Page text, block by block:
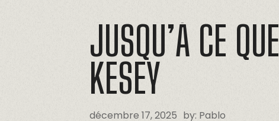
JUSQU’À CE QUE
KESEY
décembre 17, 2025 by: Pablo